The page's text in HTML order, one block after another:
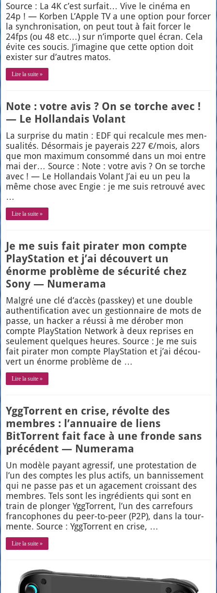
Source : La 4K c’est sur­fait… Vive le ciné­ma en
24p ! — Kor­ben L’Apple TV a une option pour for­cer
la syn­chro­ni­sa­tion, on peut tout à fait for­cer le
24fps (ou 48 etc…) sur n’im­porte quel écran. Cela
évite ces sou­cis. J’i­ma­gine que cette option doit
exis­ter sur d’autres matos.
Lire la suite »
Note : votre avis ? On se torche avec !
— Le Hollandais Volant
La sur­prise du matin : EDF qui recal­cule mes men­
sua­li­tés. Désor­mais je paye­rais 227 €/mois, alors
que mon maxi­mum consom­mé dans un moi entre
mai der… Source : Note : votre avis ? On se torche
avec ! — Le Hol­lan­dais Volant J’ai eu un peu la
même chose avec Engie : je me suis retrou­vé avec
…
Lire la suite »
Je me suis fait pirater mon compte
PlayStation et j’ai découvert un
énorme problème de sécurité chez
Sony — Numerama
Mal­gré une clé d’ac­cès (pass­key) et une double
authen­ti­fi­ca­tion avec un ges­tion­naire de mots de
passe, un hacker a réus­si à me déro­ber mon
compte PlayS­ta­tion Net­work à deux reprises en
seule­ment quelques heures. Source : Je me suis
fait pira­ter mon compte PlayS­ta­tion et j’ai décou­
vert un énorme pro­blème de …
Lire la suite »
YggTorrent en crise, révolte des
membres : l’annuaire de liens
BitTorrent fait face à une fronde sans
précédent — Numerama
Un modèle payant agres­sif, une pro­tes­ta­tion de
l’un des comptes les plus actifs, un ban­nis­se­ment
qui ne passe pas et un aga­ce­ment crois­sant des
membres. Tels sont les ingré­dients qui sont en
train de plon­ger Ygg­Tor­rent, l’un des car­re­fours
fran­co­phones du peer-to-peer (P2P), dans la tour­
mente. Source : Ygg­Tor­rent en crise, …
Lire la suite »